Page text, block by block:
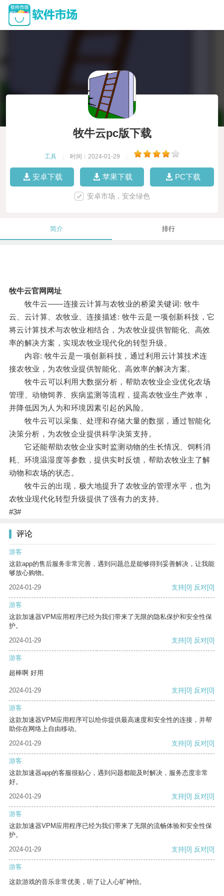
牧牛云pc版下载
工具 时间：2024-01-29
安卓下载 苹果下载 PC下载
安卓市场，安全绿色
简介 排行
牧牛云官网网址
牧牛云——连接云计算与农牧业的桥梁关键词: 牧牛
云、云计算、农牧业、连接描述: 牧牛云是一项创新科技，它
将云计算技术与农牧业相结合，为农牧业提供智能化、高效
率的解决方案，实现农牧业现代化的转型升级。
内容: 牧牛云是一项创新科技，通过利用云计算技术连
接农牧业，为农牧业提供智能化、高效率的解决方案。
牧牛云可以利用大数据分析，帮助农牧业企业优化农场
管理、动物饲养、疾病监测等流程，提高农牧业生产效率，
并降低因为人为和环境因素引起的风险。
牧牛云可以采集、处理和存储大量的数据，通过智能化
决策分析，为农牧企业提供科学决策支持。
它还能帮助农牧企业实时监测动物的生长情况、饲料消
耗、环境温湿度等参数，提供实时反馈，帮助农牧业主了解
动物和农场的状态。
牧牛云的出现，极大地提升了农牧业的管理水平，也为
农牧业现代化转型升级提供了强有力的支持。
#3#
评论
游客
这款app的售后服务非常完善，遇到问题总是能够得到妥善解决，让我能
够放心购物。
2024-01-29
支持[0] 反对[0]
游客
这款加速器VPM应用程序已经为我们带来了无限的隐私保护和安全性保
护。
2024-01-29
支持[0] 反对[0]
游客
超棒啊 好用
2024-01-29 支持[0] 反对[0]
游客
这款加速器VPM应用程序可以给你提供最高速度和安全性的连接，并帮
助你在网络上自由移动。
2024-01-29
支持[0] 反对[0]
游客
这款加速器app的客服很贴心，遇到问题都能及时解决，服务态度非常
好。
2024-01-29
支持[0] 反对[0]
游客
这款加速器VPM应用程序已经为我们带来了无限的流畅体验和安全性保
护。
2024-01-29
支持[0] 反对[0]
游客
这款游戏的音乐非常优美，听了让人心旷神怡。